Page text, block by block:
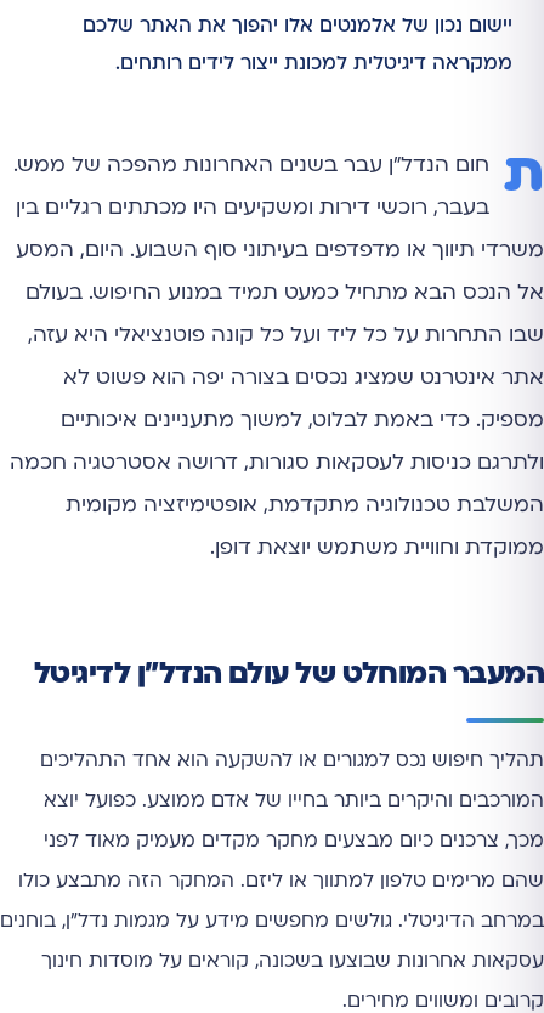
יישום נכון של אלמנטים אלו יהפוך את האתר שלכם
ממקראה דיגיטלית למכונת ייצור לידים רותחים.
ת חום הנדל"ן עבר בשנים האחרונות מהפכה של ממש.
בעבר, רוכשי דירות ומשקיעים היו מכתתים רגליים בין
משרדי תיווך או מדפדפים בעיתוני סוף השבוע. היום, המסע
אל הנכס הבא מתחיל כמעט תמיד במנוע החיפוש. בעולם
שבו התחרות על כל ליד ועל כל קונה פוטנציאלי היא עזה,
אתר אינטרנט שמציג נכסים בצורה יפה הוא פשוט לא
מספיק. כדי באמת לבלוט, למשוך מתעניינים איכותיים
ולתרגם כניסות לעסקאות סגורות, דרושה אסטרטגיה חכמה
המשלבת טכנולוגיה מתקדמת, אופטימיזציה מקומית
ממוקדת וחוויית משתמש יוצאת דופן.
המעבר המוחלט של עולם הנדל"ן לדיגיטל
תהליך חיפוש נכס למגורים או להשקעה הוא אחד התהליכים
המורכבים והיקרים ביותר בחייו של אדם ממוצע. כפועל יוצא
מכך, צרכנים כיום מבצעים מחקר מקדים מעמיק מאוד לפני
שהם מרימים טלפון למתווך או ליזם. המחקר הזה מתבצע כולו
במרחב הדיגיטלי. גולשים מחפשים מידע על מגמות נדל"ן, בוחנים
עסקאות אחרונות שבוצעו בשכונה, קוראים על מוסדות חינוך
קרובים ומשווים מחירים.